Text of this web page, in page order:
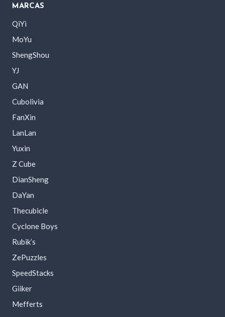
MARCAS
QiYi
MoYu
ShengShou
YJ
GAN
Cubolivia
FanXin
LanLan
Yuxin
Z Cube
DianSheng
DaYan
Thecubicle
Cyclone Boys
Rubik’s
ZePuzzles
SpeedStacks
Giiker
Mefferts